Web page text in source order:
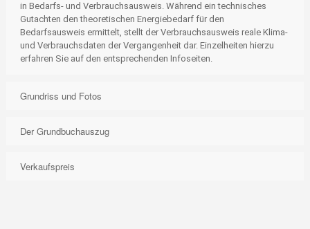
in Bedarfs- und Verbrauchsausweis. Während ein technisches
Gutachten den theoretischen Energiebedarf für den
Bedarfsausweis ermittelt, stellt der Verbrauchsausweis reale Klima-
und Verbrauchsdaten der Vergangenheit dar. Einzelheiten hierzu
erfahren Sie auf den entsprechenden Infoseiten.
Grundriss und Fotos
Der Grundbuchauszug
Verkaufspreis